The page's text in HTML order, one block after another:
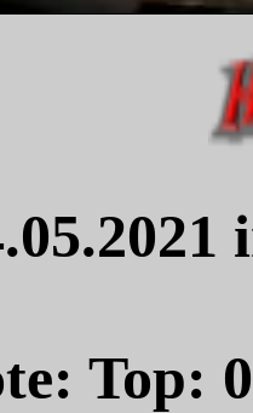
Top: 0